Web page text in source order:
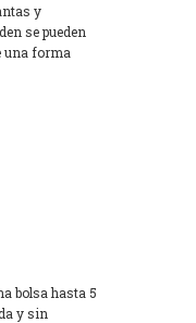
y
se pueden
una forma
bolsa hasta 5
y sin